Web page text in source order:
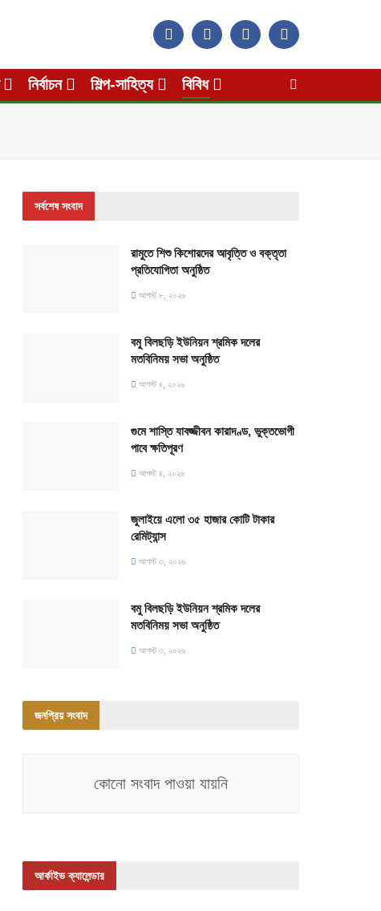
নির্বাচন শিল্প-সাহিত্য বিবিধ
সর্বশেষ সংবাদ
রামুতে শিশু কিশোরদের আবৃত্তি ও বক্তৃতা
প্রতিযোগিতা অনুষ্ঠিত
আগস্ট ৮, ২০২৬
বমু বিলছড়ি ইউনিয়ন শ্রমিক দলের
মতবিনিময় সভা অনুষ্ঠিত
আগস্ট ৪, ২০২৬
গুমে শাস্তি যাবজ্জীবন কারাদণ্ড, ভুক্তভোগী
পাবে ক্ষতিপূরণ
আগস্ট ৪, ২০২৬
জুলাইয়ে এলো ৩৫ হাজার কোটি টাকার
রেমিট্যান্স
আগস্ট ৩, ২০২৬
বমু বিলছড়ি ইউনিয়ন শ্রমিক দলের
মতবিনিময় সভা অনুষ্ঠিত
আগস্ট ৩, ২০২৬
জনপ্রিয় সংবাদ
কোনো সংবাদ পাওয়া যায়নি
আর্কাইভ ক্যালেন্ডার